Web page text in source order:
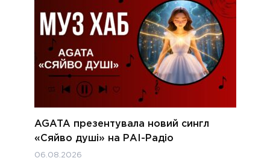
AGATA презентувала новий сингл
«Сяйво душі» на РАІ-Радіо
06.08.2026